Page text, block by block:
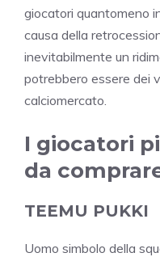
giocatori quantomeno
causa della
inevitabilmente un
potrebbero essere dei
calciomercato.
I giocatori
da
TEEMU PUKKI
Uomo simbolo della